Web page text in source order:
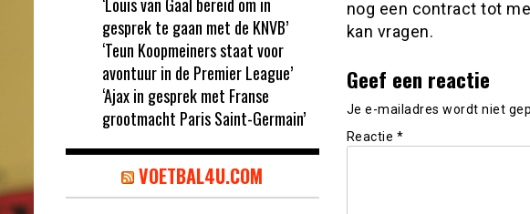
nog een contract tot
kan vragen.
Geef een reactie
Je e-mailadres wordt niet
Reactie *
gesprek te gaan met de KNVB’
‘Teun Koopmeiners staat voor
avontuur in de Premier League’
‘Ajax in gesprek met Franse
grootmacht Paris Saint-Germain’
VOETBAL4U.COM